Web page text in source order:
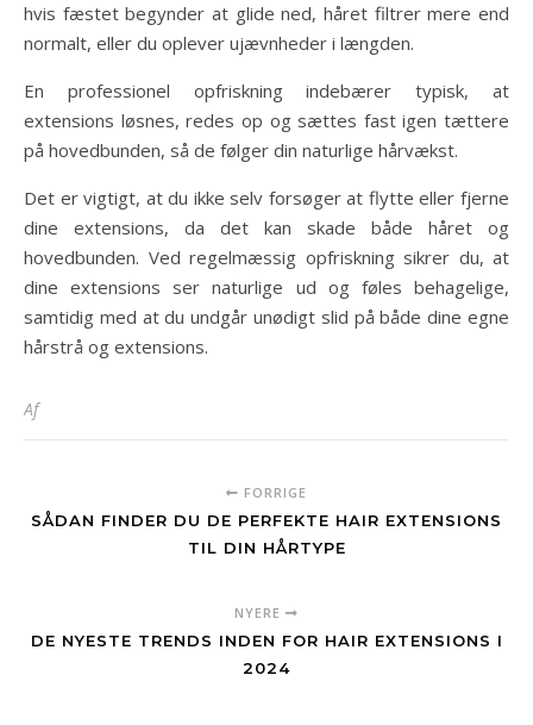
hvis fæstet begynder at glide ned, håret filtrer mere end
normalt, eller du oplever ujævnheder i længden.
En professionel opfriskning indebærer typisk, at
extensions løsnes, redes op og sættes fast igen tættere
på hovedbunden, så de følger din naturlige hårvækst.
Det er vigtigt, at du ikke selv forsøger at flytte eller fjerne
dine extensions, da det kan skade både håret og
hovedbunden. Ved regelmæssig opfriskning sikrer du, at
dine extensions ser naturlige ud og føles behagelige,
samtidig med at du undgår unødigt slid på både dine egne
hårstrå og extensions.
Af
FORRIGE
SÅDAN FINDER DU DE PERFEKTE HAIR EXTENSIONS
TIL DIN HÅRTYPE
NYERE
DE NYESTE TRENDS INDEN FOR HAIR EXTENSIONS I
2024